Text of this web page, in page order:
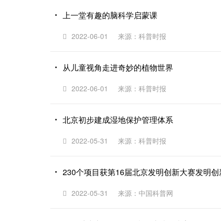
上一堂有趣的脑科学启蒙课
2022-06-01 来源：科普时报
从儿童视角走进奇妙的植物世界
2022-06-01 来源：科普时报
北京初步建成湿地保护管理体系
2022-05-31 来源：科普时报
230个项目获第16届北京发明创新大赛发明
2022-05-31 来源：中国科普网